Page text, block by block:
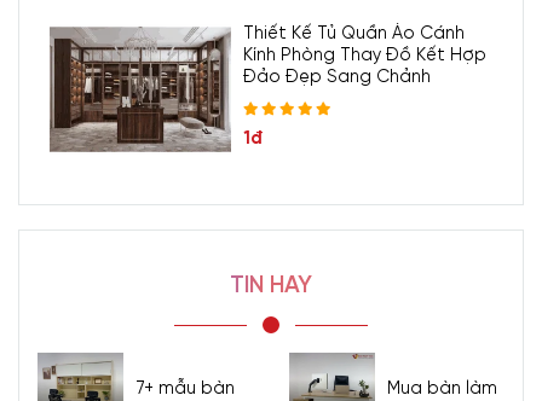
Thiết Kế Tủ Quần Áo Cánh
Kính Phòng Thay Đồ Kết Hợp
Đảo Đẹp Sang Chảnh
1đ
TIN HAY
7+ mẫu bàn
Mua bàn làm